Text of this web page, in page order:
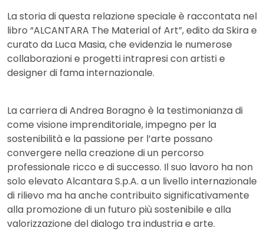
La storia di questa relazione speciale è raccontata nel
libro “ALCANTARA The Material of Art”, edito da Skira e
curato da Luca Masia, che evidenzia le numerose
collaborazioni e progetti intrapresi con artisti e
designer di fama internazionale.
La carriera di Andrea Boragno è la testimonianza di
come visione imprenditoriale, impegno per la
sostenibilità e la passione per l’arte possano
convergere nella creazione di un percorso
professionale ricco e di successo. Il suo lavoro ha non
solo elevato Alcantara S.p.A. a un livello internazionale
di rilievo ma ha anche contribuito significativamente
alla promozione di un futuro più sostenibile e alla
valorizzazione del dialogo tra industria e arte.